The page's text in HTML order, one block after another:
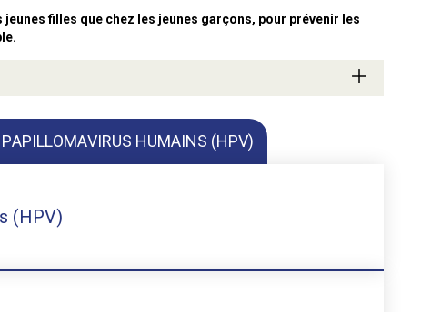
filles que chez les jeunes garçons, pour prévenir les
HUMAINS (HPV)
(HPV)